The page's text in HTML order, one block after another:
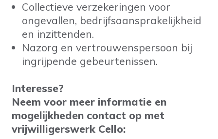
Collectieve verzekeringen voor
ongevallen, bedrijfsaansprakelijkheid
en inzittenden.
Nazorg en vertrouwenspersoon bij
ingrijpende gebeurtenissen.
Interesse?
Neem voor meer informatie en
mogelijkheden contact op met
vrijwilligerswerk Cello: